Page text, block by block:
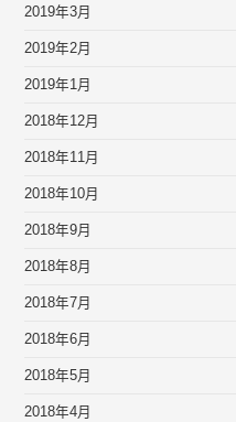
2019年3月
2019年2月
2019年1月
2018年12月
2018年11月
2018年10月
2018年9月
2018年8月
2018年7月
2018年6月
2018年5月
2018年4月